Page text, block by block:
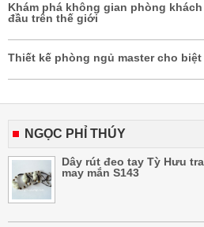
Khám phá không gian phòng
đầu trên thế giới
Thiết kế phòng ngủ master cho
NGỌC PHỈ THÚY
Dây rút đeo tay Tỳ Hưu
may mắn S143